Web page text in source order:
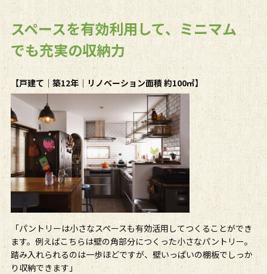
スペースを有効利用して、ミニマム
でも充実の収納力
【戸建て｜築12年｜リノベーション面積 約100㎡】
「パントリーは小さなスペースも有効活用してつくることができ
ます。例えばこちらは壁の角部分につくった小さなパントリー。
踏み入れられるのは一歩ほどですが、壁いっぱいの棚板でしっか
り収納できます」